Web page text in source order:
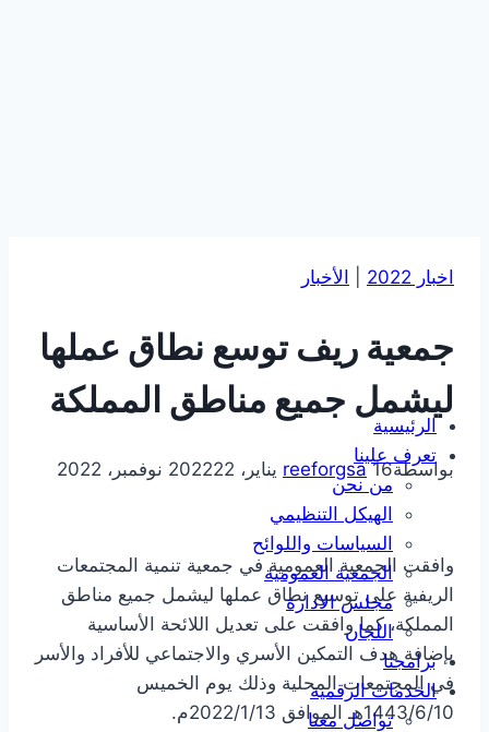
الرئيسية
تعرف علينا
من نحن
الهيكل التنظيمي
السياسات واللوائح
الجمعية العمومية
مجلس الادارة
اللجان
برامجنا
الخدمات الرقمية
تواصل معنا
اخبار 2022 الأخبار
جمعية ريف توسع نطاق عملها
ليشمل جميع مناطق المملكة
بواسطة reeforgsa 16 يناير، 2022 22 نوفمبر، 2022
وافقت الجمعية العمومية في جمعية تنمية المجتمعات
الريفية على توسيع نطاق عملها ليشمل جميع مناطق
المملكة، كما وافقت على تعديل اللائحة الأساسية
بإضافة هدف التمكين الأسري والاجتماعي للأفراد والأسر
في المجتمعات المحلية وذلك يوم الخميس
1443/6/10هـ الموافق 2022/1/13م.